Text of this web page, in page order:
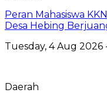
Peran Mahasiswa
Desa Hebing
Tuesday, 4 Aug 2026
Daerah